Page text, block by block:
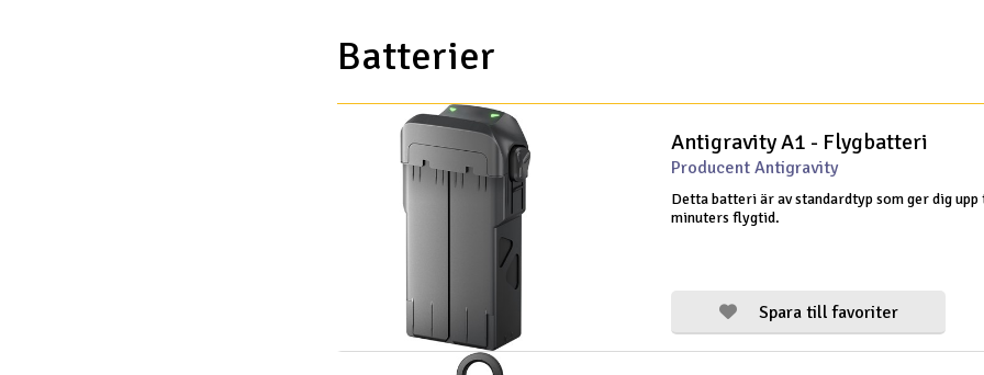
Batterier
Antigravity A1 - Flygbatteri
Producent Antigravity
Detta batteri är av standardtyp som ger dig
minuters flygtid.
Spara till favoriter